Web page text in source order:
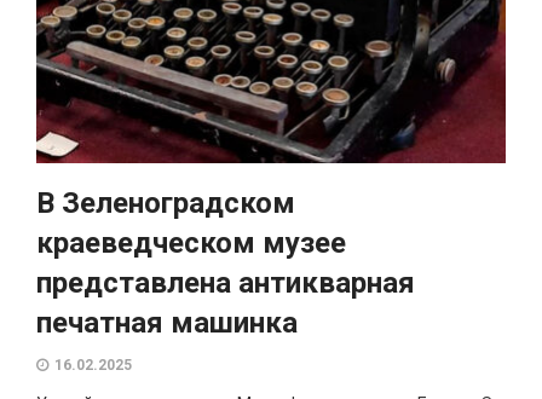
В Зеленоградском
краеведческом музее
представлена антикварная
печатная машинка
16.02.2025